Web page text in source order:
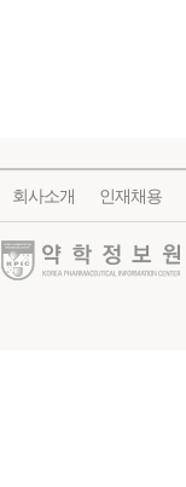
회사소개 인재채용
약학정보원